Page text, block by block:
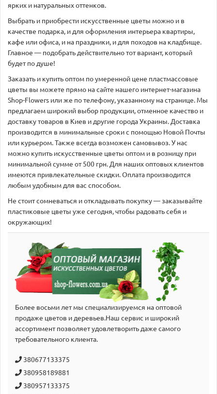
ярких и натуральных оттенков.
Выбрать и приобрести искусственные цветы можно и в
качестве подарка, и для оформления интерьера квартиры,
кафе или офиса, и на праздники, и для походов на кладбище.
Главное — подобрать действительно тот вариант, который
будет по душе!
Заказать и купить оптом по умеренной цене пластмассовые
цветы вы можете прямо на сайте нашего интернет-магазина
Shop-Flowers или же по телефону, указанному на странице. Мы
предлагаем широкий выбор продукции, отменное качество и
доставку товаров в Киев и другие города Украины. Доставка
производится в минимальные сроки с помощью Новой Почты
или курьером. Также всегда возможен самовывоз. У нас
можно купить искусственные цветы оптом и в розницу при
минимальной сумме от 500 грн. Для наших оптовых клиентов
имеются привлекательные скидки. Оплата производится
любым удобным для вас способом.
Не стоит сомневаться и откладывать покупку — заказывайте
пластиковые цветы уже сегодня, чтобы радовать себя и
окружающих!
Более восьми лет мы специализируемся на оптовой
продаже цветов и деревьев.Наш сервис и широкий
аcсортимент позволяет удовлетворить даже самого
требовательного клиента.
380677133375
380958189881
380957133375